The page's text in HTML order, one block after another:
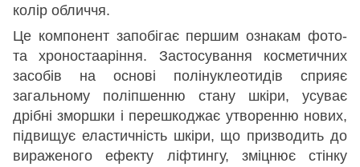
колір обличчя.
Це компонент запобігає першим ознакам фото-
та хроностааріння. Застосування косметичних
засобів на основі полінуклеотидів сприяє
загальному поліпшенню стану шкіри, усуває
дрібні зморшки і перешкоджає утворенню нових,
підвищує еластичність шкіри, що призводить до
вираженого ефекту ліфтингу, зміцнює стінку